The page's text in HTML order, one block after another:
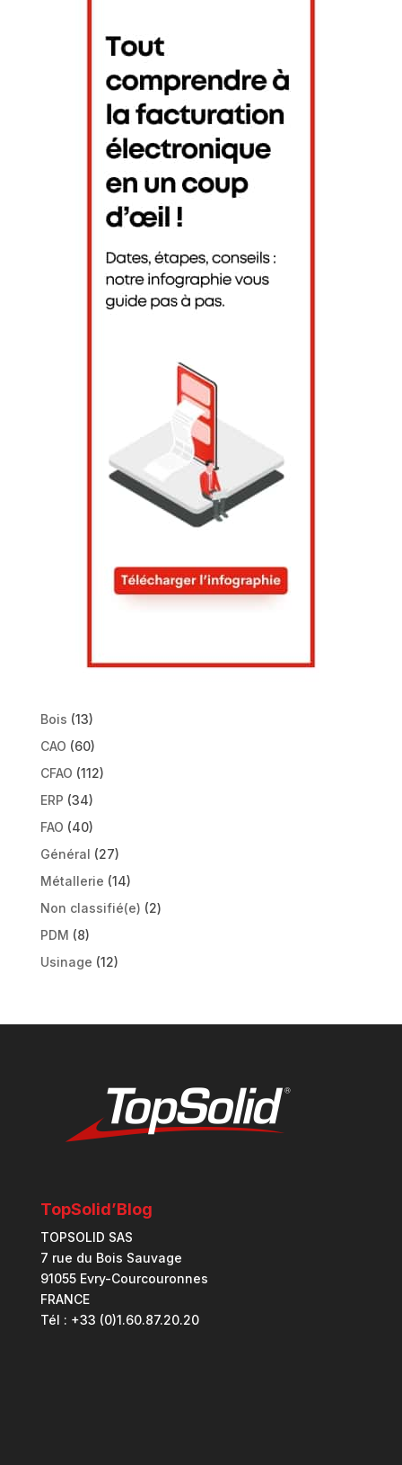
Bois (13)
CAO (60)
CFAO (112)
ERP (34)
FAO (40)
Général (27)
Métallerie (14)
Non classifié(e) (2)
PDM (8)
Usinage (12)
TopSolid’Blog
TOPSOLID SAS
7 rue du Bois Sauvage
91055 Evry-Courcouronnes
FRANCE
Tél : +33 (0)1.60.87.20.20